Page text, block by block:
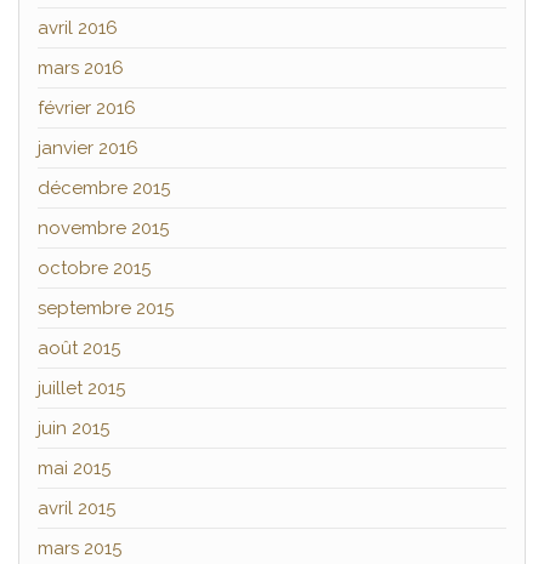
avril 2016
mars 2016
février 2016
janvier 2016
décembre 2015
novembre 2015
octobre 2015
septembre 2015
août 2015
juillet 2015
juin 2015
mai 2015
avril 2015
mars 2015